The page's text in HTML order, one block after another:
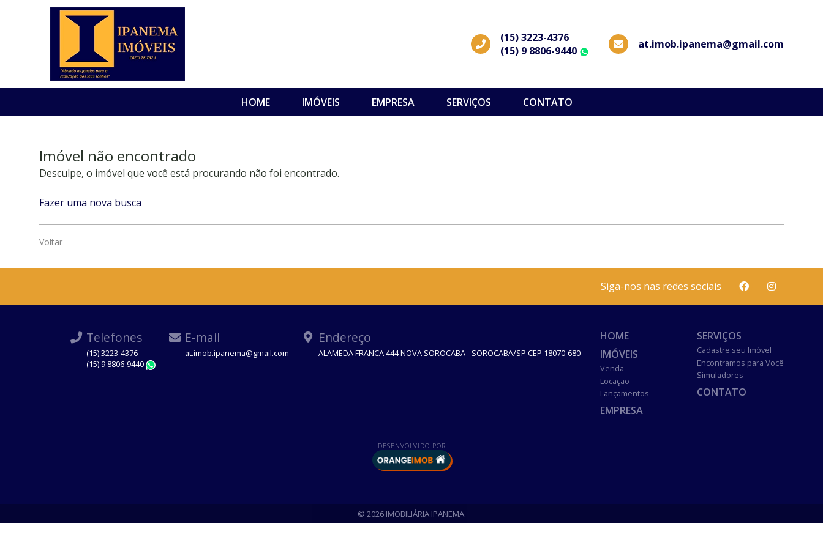
(15) 3223-4376
(15) 9 8806-9440
WhatsApp
at.imob.ipanema@gmail.com
HOME IMÓVEIS EMPRESA SERVIÇOS CONTATO
Imóvel não encontrado
Desculpe, o imóvel que você está procurando não foi encontrado.
Fazer uma nova busca
Voltar
Siga-nos nas redes sociais
Telefones
(15) 3223-4376
(15) 9 8806-9440
E-mail
at.imob.ipanema@gmail.com
Endereço
ALAMEDA FRANCA 444 NOVA SOROCABA - SOROCABA/SP CEP 18070-680
HOME
IMÓVEIS
Venda
Locação
Lançamentos
EMPRESA
SERVIÇOS
Cadastre seu Imóvel
Encontramos para Você
Simuladores
CONTATO
DESENVOLVIDO POR
© 2026 IMOBILIÁRIA IPANEMA.